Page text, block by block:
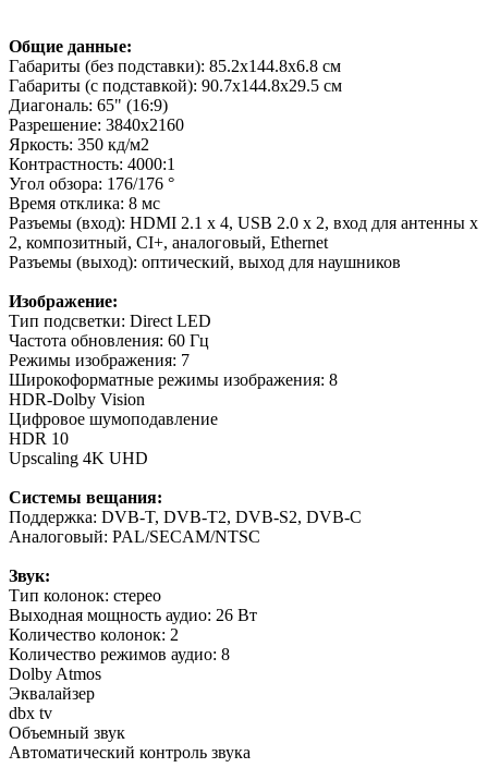
Общие данные:
Габариты (без подставки): 85.2х144.8х6.8 см
Габариты (с подставкой): 90.7х144.8х29.5 см
Диагональ: 65" (16:9)
Разрешение: 3840х2160
Яркость: 350 кд/м2
Контрастность: 4000:1
Угол обзора: 176/176 °
Время отклика: 8 мс
Разъемы (вход): HDMI 2.1 х 4, USB 2.0 х 2, вход для антенны х
2, композитный, CI+, аналоговый, Ethernet
Разъемы (выход): оптический, выход для наушников
Изображение:
Тип подсветки: Direct LED
Частота обновления: 60 Гц
Режимы изображения: 7
Широкоформатные режимы изображения: 8
HDR-Dolby Vision
Цифровое шумоподавление
HDR 10
Upscaling 4K UHD
Системы вещания:
Поддержка: DVB-T, DVB-T2, DVB-S2, DVB-C
Аналоговый: PAL/SECAM/NTSC
Звук:
Тип колонок: стерео
Выходная мощность аудио: 26 Вт
Количество колонок: 2
Количество режимов аудио: 8
Dolby Atmos
Эквалайзер
dbx tv
Объемный звук
Автоматический контроль звука